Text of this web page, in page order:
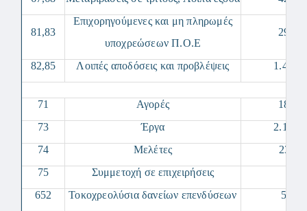
81,83
Επιχορηγούμενες και μη πληρωμές
υποχρεώσεων Π.Ο.Ε
82,85 Λοιπές αποδόσεις και προβλέψεις
71 Αγορές
73
Έργα
74
Μελέτες
75
Συμμετοχή σε επιχειρήσεις
652
Τοκοχρεολύσια δανείων επενδύσεων